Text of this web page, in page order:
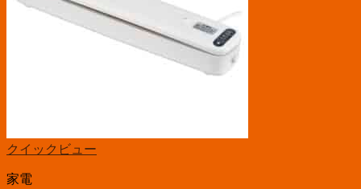
クイックビュー
家電